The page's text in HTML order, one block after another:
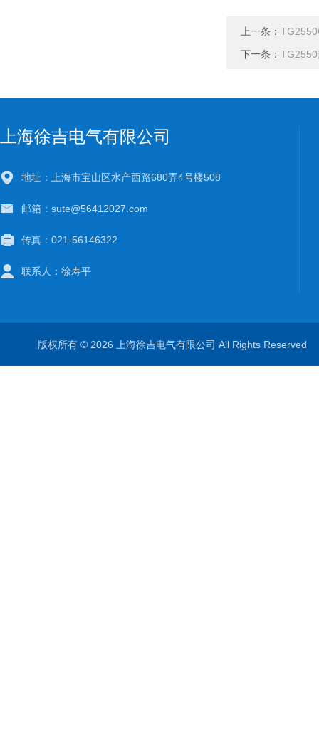
上一条：
下一条：
上海徐吉电气有限公司
地址：上海市宝山区水产西路680弄4号楼508
邮箱：sute@56412027.com
传真：021-56146322
联系人：徐寿平
版权所有 © 2026 上海徐吉电气有限公司 All Rights